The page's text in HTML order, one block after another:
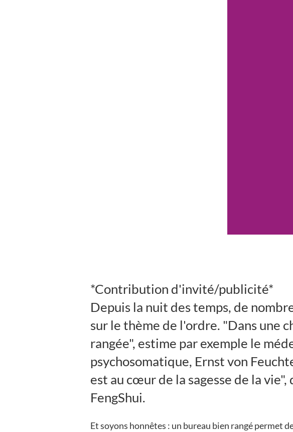
*Contribution d'invité/publicité*
Depuis la nuit des temps, de
sur le thème de l'ordre. "Dans une
rangée", estime par exemple le
psychosomatique, Ernst von
est au cœur de la sagesse de la
FengShui.
Et soyons honnêtes : un bureau bien rangé permet